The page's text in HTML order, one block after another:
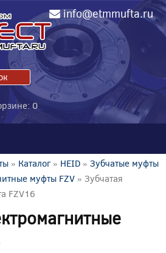
info@etmmufta.ru
0
» Каталог» HEID » Зубчатые муфты
муфты FZV » Зубчатая
FZV16